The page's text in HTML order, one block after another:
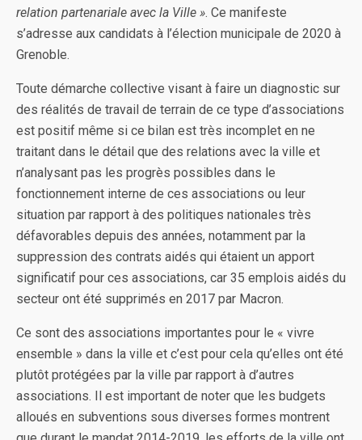
relation partenariale avec la Ville ». Ce manifeste
s’adresse aux candidats à l’élection municipale de 2020 à
Grenoble.
Toute démarche collective visant à faire un diagnostic sur
des réalités de travail de terrain de ce type d’associations
est positif même si ce bilan est très incomplet en ne
traitant dans le détail que des relations avec la ville et
n’analysant pas les progrès possibles dans le
fonctionnement interne de ces associations ou leur
situation par rapport à des politiques nationales très
défavorables depuis des années, notamment par la
suppression des contrats aidés qui étaient un apport
significatif pour ces associations, car 35 emplois aidés du
secteur ont été supprimés en 2017 par Macron.
Ce sont des associations importantes pour le « vivre
ensemble » dans la ville et c’est pour cela qu’elles ont été
plutôt protégées par la ville par rapport à d’autres
associations. Il est important de noter que les budgets
alloués en subventions sous diverses formes montrent